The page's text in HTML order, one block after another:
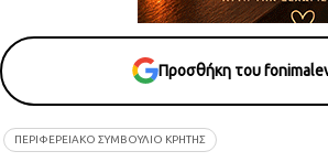
Προσθήκη του
ΠΕΡΙΦΕΡΕΙΑΚΌ ΣΥΜΒΟΎΛΙΟ ΚΡΉΤΗΣ